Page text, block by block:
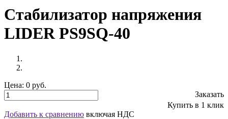
Стабилизатор напряжения
LIDER PS9SQ-40
Цена: 0 руб.
Заказать
Купить в 1 клик
Добавить к сравнению включая НДС